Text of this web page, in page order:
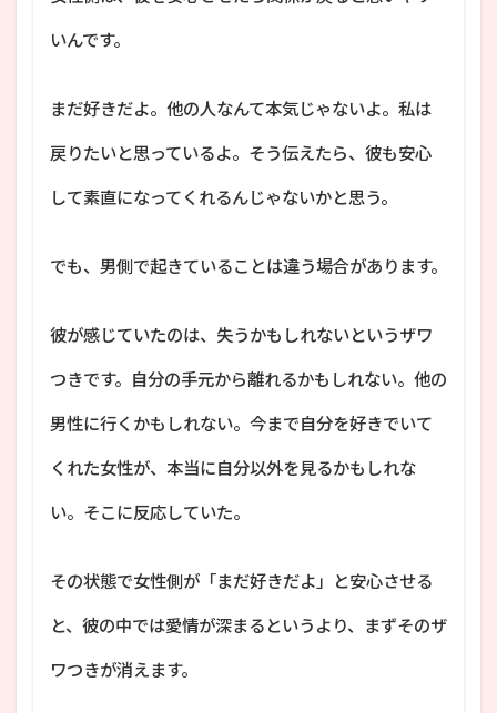
いんです。
まだ好きだよ。他の人なんて本気じゃないよ。私は
戻りたいと思っているよ。そう伝えたら、彼も安心
して素直になってくれるんじゃないかと思う。
でも、男側で起きていることは違う場合があります。
彼が感じていたのは、失うかもしれないというザワ
つきです。自分の手元から離れるかもしれない。他の
男性に行くかもしれない。今まで自分を好きでいて
くれた女性が、本当に自分以外を見るかもしれな
い。そこに反応していた。
その状態で女性側が「まだ好きだよ」と安心させる
と、彼の中では愛情が深まるというより、まずそのザ
ワつきが消えます。